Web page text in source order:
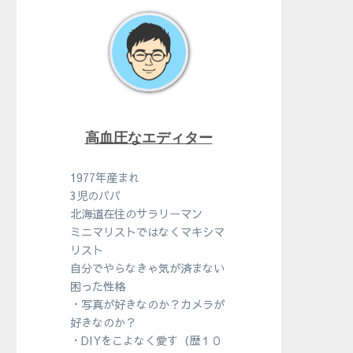
高血圧なエディター
1977年産まれ
3児のパパ
北海道在住のサラリーマン
ミニマリストではなくマキシマ
リスト
自分でやらなきゃ気が済まない
困った性格
・写真が好きなのか？カメラが
好きなのか？
・DIYをこよなく愛す（歴１０